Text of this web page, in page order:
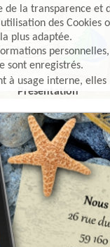
de la transparence et
des
plus adaptée.
sont enregistrés.
à usage interne,
Présentation